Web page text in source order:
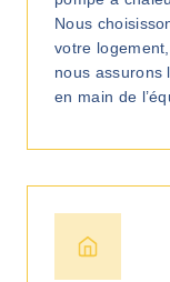
Nous
votre
nous assurons
en main de